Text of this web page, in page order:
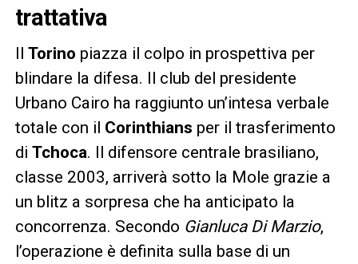
trattativa
Il Torino piazza il colpo in prospettiva per
blindare la difesa. Il club del presidente
Urbano Cairo ha raggiunto un’intesa verbale
totale con il Corinthians per il trasferimento
di Tchoca. Il difensore centrale brasiliano,
classe 2003, arriverà sotto la Mole grazie a
un blitz a sorpresa che ha anticipato la
concorrenza. Secondo Gianluca Di Marzio,
l’operazione è definita sulla base di un